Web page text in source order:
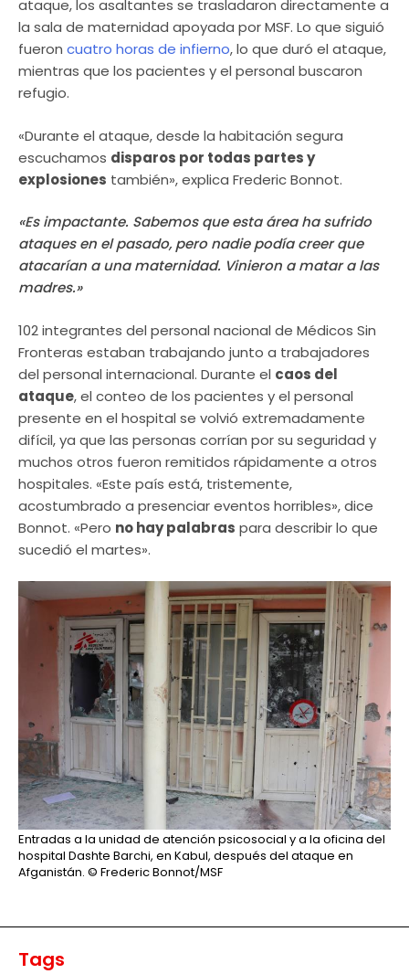
ataque, los asaltantes se trasladaron directamente a
la sala de maternidad apoyada por MSF. Lo que siguió
fueron cuatro horas de infierno, lo que duró el ataque,
mientras que los pacientes y el personal buscaron
refugio.
«Durante el ataque, desde la habitación segura
escuchamos disparos por todas partes y
explosiones también», explica Frederic Bonnot.
«Es impactante. Sabemos que esta área ha sufrido
ataques en el pasado, pero nadie podía creer que
atacarían a una maternidad. Vinieron a matar a las
madres.»
102 integrantes del personal nacional de Médicos Sin
Fronteras estaban trabajando junto a trabajadores
del personal internacional. Durante el caos del
ataque, el conteo de los pacientes y el personal
presente en el hospital se volvió extremadamente
difícil, ya que las personas corrían por su seguridad y
muchos otros fueron remitidos rápidamente a otros
hospitales. «Este país está, tristemente,
acostumbrado a presenciar eventos horribles», dice
Bonnot. «Pero no hay palabras para describir lo que
sucedió el martes».
Entradas a la unidad de atención psicosocial y a la oficina del
hospital Dashte Barchi, en Kabul, después del ataque en
Afganistán. © Frederic Bonnot/MSF
Tags